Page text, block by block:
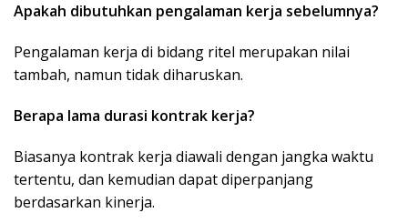
Apakah dibutuhkan pengalaman kerja sebelumnya?
Pengalaman kerja di bidang ritel merupakan nilai
tambah, namun tidak diharuskan.
Berapa lama durasi kontrak kerja?
Biasanya kontrak kerja diawali dengan jangka waktu
tertentu, dan kemudian dapat diperpanjang
berdasarkan kinerja.